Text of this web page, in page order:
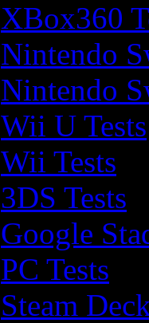
XBox360
Nintendo
Nintendo
Wii U Tests
Wii Tests
3DS Tests
Google
PC Tests
Steam